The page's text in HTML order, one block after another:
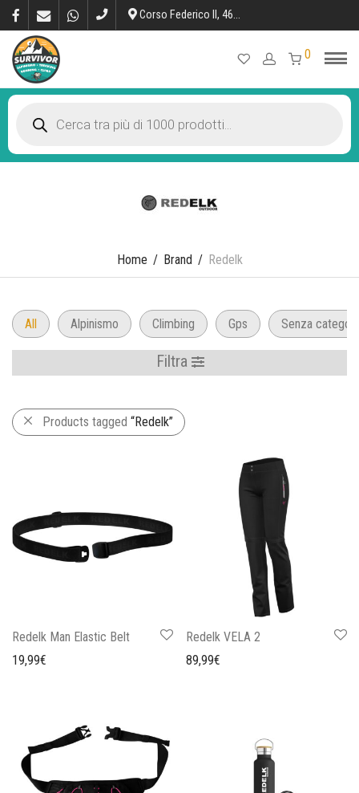
Corso Federico II, 46, L’Aquila
0
search
Home / Brand / Redelk
All Alpinismo Climbing Gps Senza
Filtra
Products tagged “Redelk”
Redelk Man Elastic Belt
19,99€
Redelk VELA 2
89,99€